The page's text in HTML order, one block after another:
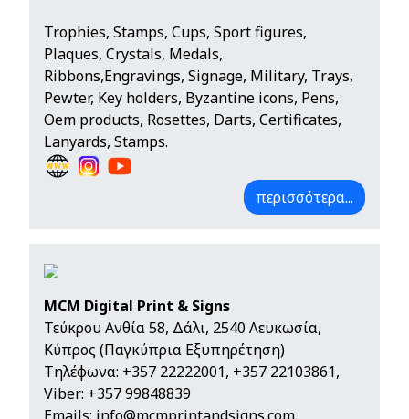
Trophies, Stamps, Cups, Sport figures,
Plaques, Crystals, Medals,
Ribbons,Engravings, Signage, Military, Trays,
Pewter, Key holders, Byzantine icons, Pens,
Oem products, Rosettes, Darts, Certificates,
Lanyards, Stamps.
περισσότερα...
MCM Digital Print & Signs
Τεύκρου Ανθία 58, Δάλι, 2540 Λευκωσία,
Κύπρος (Παγκύπρια Εξυπηρέτηση)
Τηλέφωνα: +357 22222001, +357 22103861,
Viber: +357 99848839